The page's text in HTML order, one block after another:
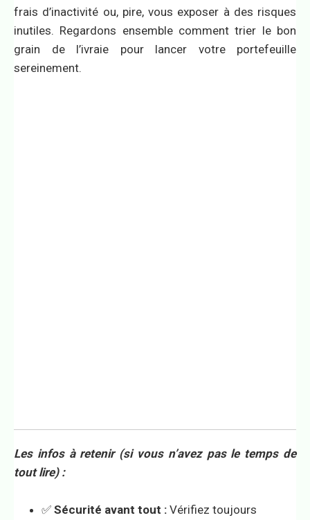
frais d’inactivité ou, pire, vous exposer à des risques
inutiles. Regardons ensemble comment trier le bon
grain de l’ivraie pour lancer votre portefeuille
sereinement.
Les infos à retenir (si vous n’avez pas le temps de
tout lire) :
✅ Sécurité avant tout : Vérifiez toujours